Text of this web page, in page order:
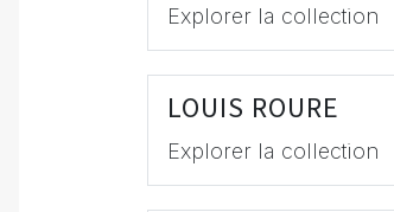
Explorer la collection
LOUIS ROURE
Explorer la collection